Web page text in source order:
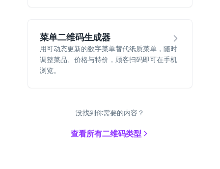
菜单二维码生成器
用可动态更新的数字菜单替代纸质菜单，随时
调整菜品、价格与特价，顾客扫码即可在手机
浏览。
没找到你需要的内容？
查看所有二维码类型